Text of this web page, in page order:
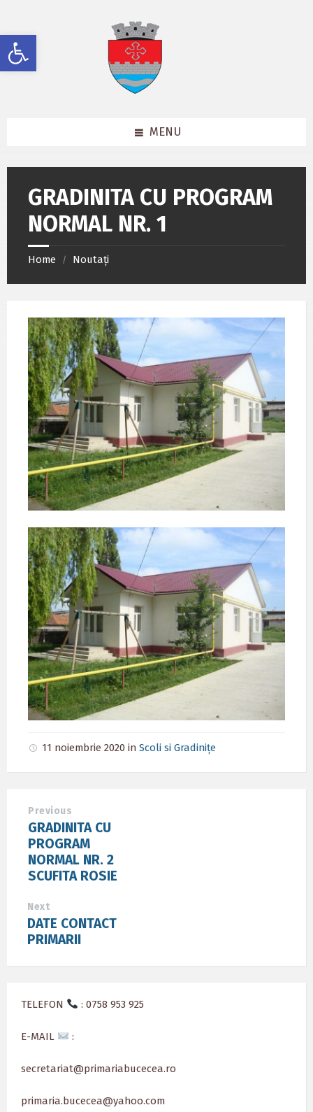
Deschide bara de unelte
content
left
sidebar
footer
MENU
GRADINITA CU PROGRAM
NORMAL NR. 1
Home / Noutați
11 noiembrie 2020 in Scoli si Gradinițe
Previous
GRADINITA CU
PROGRAM
NORMAL NR. 2
SCUFITA ROSIE
Next
DATE CONTACT
PRIMARII
TELEFON : 0758 953 925
E-MAIL :
secretariat@primariabucecea.ro
primaria.bucecea@yahoo.com